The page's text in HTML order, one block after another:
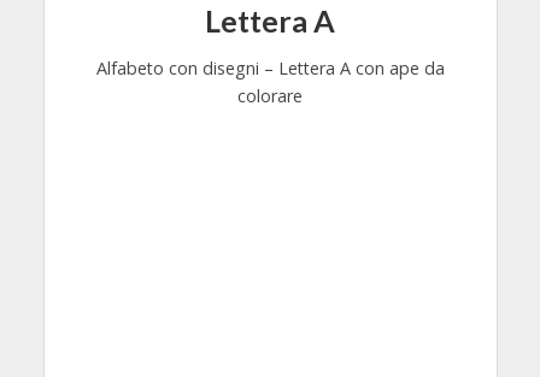
Lettera A
Alfabeto con disegni – Lettera A con ape da
colorare